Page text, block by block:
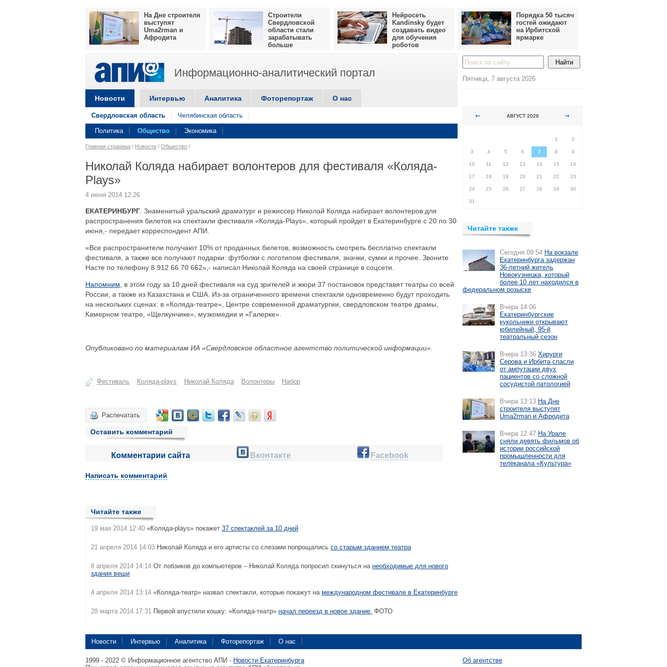
На Дне строителя
выступят
Uma2rman и
Афродита
Строители
Свердловской
области стали
зарабатывать
больше
Нейросеть
Kandinsky будет
создавать видео
для обучения
роботов
Порядка 50 тысяч
гостей ожидают
на Ирбитской
ярмарке
Информационно-аналитический портал
Новости Интервью Аналитика Фоторепортаж О нас
Свердловская область Челябинская область
Политика Общество Экономика
Главная страница / Новости / Общество /
Николай Коляда набирает волонтеров для фестиваля «Коляда-
Plays»
4 июня 2014 12:26
ЕКАТЕРИНБУРГ . Знаменитый уральский драматург и режиссер Николай Коляда набирает волонтеров для
распространения билетов на спектакли фестиваля «Коляда-Plays», который пройдет в Екатеринбурге с 20 по 30
июня,- передает корреспондент АПИ.
«Все распространители получают 10% от проданных билетов, возможность смотреть бесплатно спектакли
фестиваля, а также все получают подарки: футболки с логотипом фестиваля, значки, сумки и прочее. Звоните
Насте по телефону 8 912 66 70 662»,- написал Николай Коляда на своей странице в соцсети.
Напомним , в этом году за 10 дней фестиваля на суд зрителей и жюри 37 постановок представят театры со всей
России, а также из Казахстана и США. Из-за ограниченного времени спектакли одновременно будут проходить
на нескольких сценах: в «Коляда-театре», Центре современной драматургии, свердловском театре драмы,
Камерном театре, «Щелкунчике», музкомедии и «Галерке».
Опубликовано по материалам ИА «Свердловское областное агентство политической информации».
Фестиваль Коляда-plays Николай Коляда Волонтеры Набор
Распечатать
Оставить комментарий
Комментарии сайта Вконтакте Facebook
Написать комментарий
Читайте также
19 мая 2014 12:40 «Коляда-plays» покажет 37 спектаклей за 10 дней
21 апреля 2014 14:03 Николай Коляда и его артисты со слезами попрощались со старым зданием театра
8 апреля 2014 14:14 От лобзиков до компьютеров – Николай Коляда попросил скинуться на необходимые для нового
здания вещи
4 апреля 2014 13:14 «Коляда-театр» назвал спектакли, которые покажут на международном фестивале в Екатеринбурге
28 марта 2014 17:31 Первой впустили кошку: «Коляда-театр» начал переезд в новое здание. ФОТО
Пятница, 7 августа 2026
АВГУСТ 2026
1
2
3 4 5 6 7 8 9
10 11 12 13 14 15 16
17 18 19 20 21 22 23
24 25 26 27 28 29 30
31
Читайте также
Сегодня 09:54 На вокзале
Екатеринбурга задержан
36-летний житель
Новокузнецка, который
более 10 лет находился в
федеральном розыске
Вчера 14:06
Екатеринбургские
кукольники открывают
юбилейный, 95-й
театральный сезон
Вчера 13:36 Хирурги
Серова и Ирбита спасли
от ампутации двух
пациентов со сложной
сосудистой патологией
Вчера 13:13 На Дне
строителя выступят
Uma2rman и Афродита
Вчера 12:47 На Урале
сняли девять фильмов об
истории российской
промышленности для
телеканала «Культура»
Новости Интервью Аналитика Фоторепортаж О нас
1999 - 2022 © Информационное агентство АПИ - Новости Екатеринбурга
Об агентстве